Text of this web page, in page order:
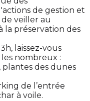
de gestion et
veiller au
la préservation des
laissez-vous
les nombreux :
plantes des dunes
de l’entrée
à voile.